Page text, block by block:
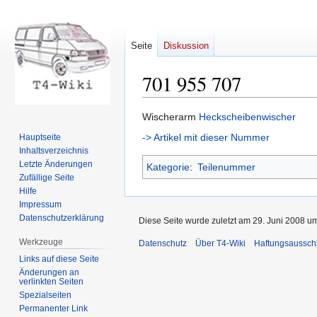
701 955 707
Zur
Navigation
Zur
Suche
Wischerarm Heckscheibenwischer
-> Artikel mit dieser Nummer
Kategorie: Teilenummer
Seite Diskussion
Hauptseite
Inhaltsverzeichnis
Letzte Änderungen
Zufällige Seite
Hilfe
Impressum
Datenschutzerklärung
Werkzeuge
Links auf diese Seite
Änderungen an
verlinkten Seiten
Spezialseiten
Permanenter Link
Diese Seite wurde zuletzt am 29. Juni 2008
Datenschutz Über T4-Wiki